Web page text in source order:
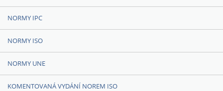
NORMY IPC
NORMY ISO
NORMY UNE
KOMENTOVANÁ VYDÁNÍ NOREM ISO